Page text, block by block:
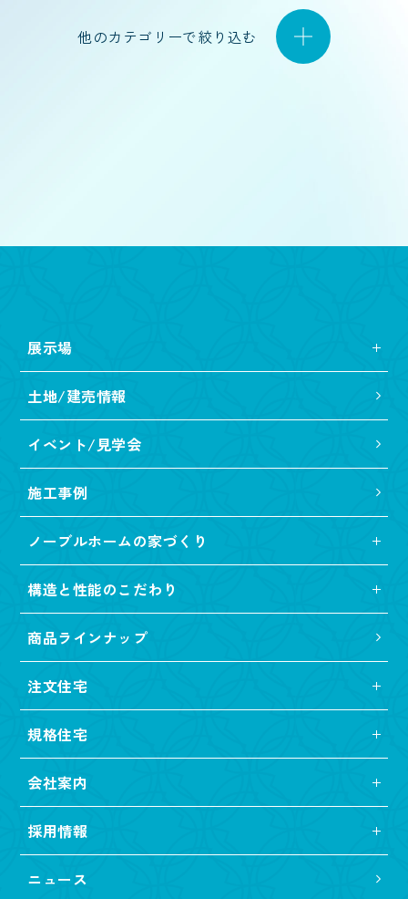
他のカテゴリーで絞り込む
展示場
土地/建売情報
イベント/見学会
施工事例
ノーブルホームの家づくり
構造と性能のこだわり
商品ラインナップ
注文住宅
規格住宅
会社案内
採用情報
ニュース